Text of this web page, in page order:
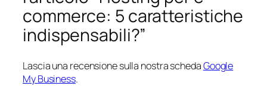
commerce: 5 caratteristiche
indispensabili?”
Lascia una recensione sulla nostra schedaGoogle
My Business.